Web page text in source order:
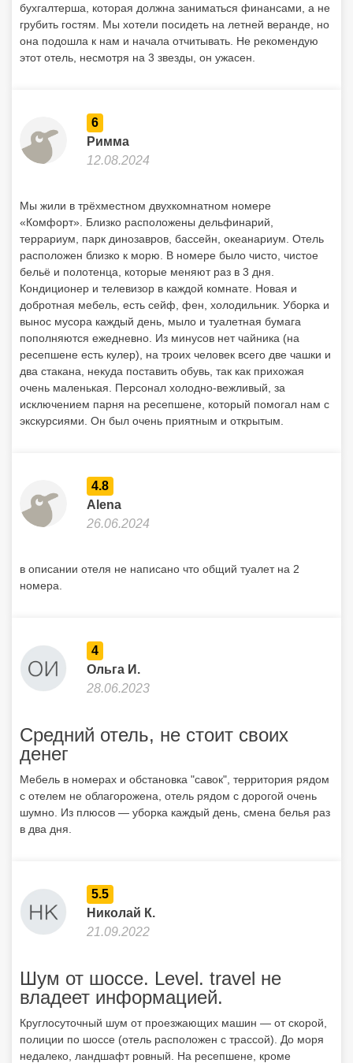
бухгалтерша, которая должна заниматься финансами, а не
грубить гостям. Мы хотели посидеть на летней веранде, но
она подошла к нам и начала отчитывать. Не рекомендую
этот отель, несмотря на 3 звезды, он ужасен.
6
Римма
12.08.2024
Мы жили в трёхместном двухкомнатном номере
«Комфорт». Близко расположены дельфинарий,
террариум, парк динозавров, бассейн, океанариум. Отель
расположен близко к морю. В номере было чисто, чистое
бельё и полотенца, которые меняют раз в 3 дня.
Кондиционер и телевизор в каждой комнате. Новая и
добротная мебель, есть сейф, фен, холодильник. Уборка и
вынос мусора каждый день, мыло и туалетная бумага
пополняются ежедневно. Из минусов нет чайника (на
ресепшене есть кулер), на троих человек всего две чашки и
два стакана, некуда поставить обувь, так как прихожая
очень маленькая. Персонал холодно-вежливый, за
исключением парня на ресепшене, который помогал нам с
экскурсиями. Он был очень приятным и открытым.
4.8
Alena
26.06.2024
в описании отеля не написано что общий туалет на 2
номера.
4
Ольга И.
28.06.2023
Средний отель, не стоит своих
денег
Мебель в номерах и обстановка "савок", территория рядом
с отелем не облагорожена, отель рядом с дорогой очень
шумно. Из плюсов — уборка каждый день, смена белья раз
в два дня.
5.5
Николай К.
21.09.2022
Шум от шоссе. Level. travel не
владеет информацией.
Круглосуточный шум от проезжающих машин — от скорой,
полиции по шоссе (отель расположен с трассой). До моря
недалеко, ландшафт ровный. На ресепшене, кроме